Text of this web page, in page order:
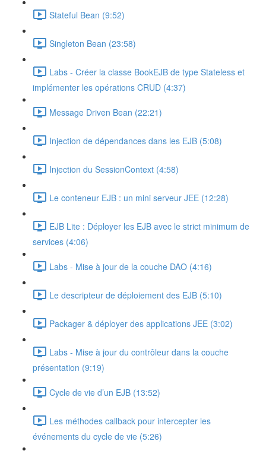
Stateful Bean (9:52)
Singleton Bean (23:58)
Labs - Créer la classe BookEJB de type Stateless et
implémenter les opérations CRUD (4:37)
Message Driven Bean (22:21)
Injection de dépendances dans les EJB (5:08)
Injection du SessionContext (4:58)
Le conteneur EJB : un mini serveur JEE (12:28)
EJB Lite : Déployer les EJB avec le strict minimum de
services (4:06)
Labs - Mise à jour de la couche DAO (4:16)
Le descripteur de déploiement des EJB (5:10)
Packager & déployer des applications JEE (3:02)
Labs - Mise à jour du contrôleur dans la couche
présentation (9:19)
Cycle de vie d’un EJB (13:52)
Les méthodes callback pour intercepter les
événements du cycle de vie (5:26)